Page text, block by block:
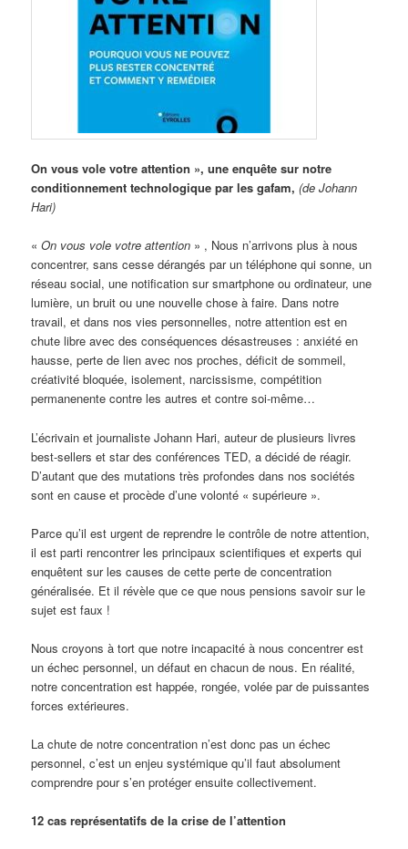
On vous vole votre attention », une enquête sur notre
conditionnement technologique par les gafam,(de Johann
Hari)
«On vous vole votre attention » , Nous n’arrivons plus à nous
concentrer, sans cesse dérangés par un téléphone qui sonne, un
réseau social, une notification sur smartphone ou ordinateur, une
lumière, un bruit ou une nouvelle chose à faire. Dans notre
travail, et dans nos vies personnelles, notre attention est en
chute libre avec des conséquences désastreuses : anxiété en
hausse, perte de lien avec nos proches, déficit de sommeil,
créativité bloquée, isolement, narcissisme, compétition
permanenente contre les autres et contre soi-même…
L’écrivain et journaliste Johann Hari, auteur de plusieurs livres
best-sellers et star des conférences TED, a décidé de réagir.
D’autant que des mutations très profondes dans nos sociétés
sont en cause et procède d’une volonté « supérieure ».
Parce qu’il est urgent de reprendre le contrôle de notre attention,
il est parti rencontrer les principaux scientifiques et experts qui
enquêtent sur les causes de cette perte de concentration
généralisée. Et il révèle que ce que nous pensions savoir sur le
sujet est faux !
Nous croyons à tort que notre incapacité à nous concentrer est
un échec personnel, un défaut en chacun de nous. En réalité,
notre concentration est happée, rongée, volée par de puissantes
forces extérieures.
La chute de notre concentration n’est donc pas un échec
personnel, c’est un enjeu systémique qu’il faut absolument
comprendre pour s’en protéger ensuite collectivement.
12 cas représentatifs de la crise de l’attention